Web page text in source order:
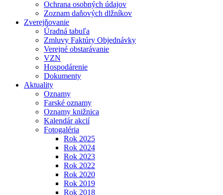
Ochrana osobných údajov
Zoznam daňových dlžníkov
Zverejňovanie
Úradná tabuľa
Zmluvy Faktúry Objednávky
Verejné obstarávanie
VZN
Hospodárenie
Dokumenty
Aktuality
Oznamy
Farské oznamy
Oznamy knižnica
Kalendár akcií
Fotogaléria
Rok 2025
Rok 2024
Rok 2023
Rok 2022
Rok 2020
Rok 2019
Rok 2018